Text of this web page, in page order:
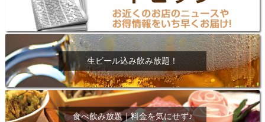
生ビール込み飲み放題！
食べ飲み放題｜料金を気にせず♪